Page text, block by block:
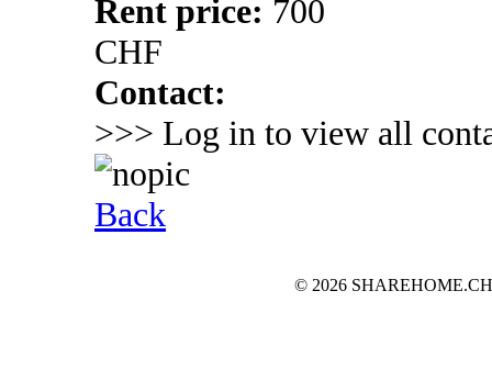
Rent price: 700
CHF
Contact:
>>> Log in to view all
Back
© 2026